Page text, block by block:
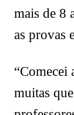
mais de 8
as provas
“Comecei
muitas